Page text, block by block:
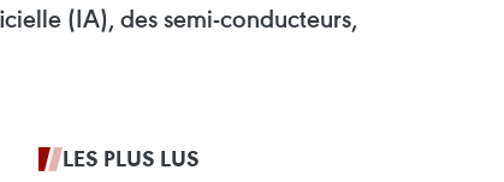
(IA), des semi-conducteurs,
LES PLUS LUS